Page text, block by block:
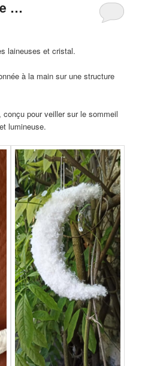
…
laineuses et cristal.
à la main sur une structure
pour veiller sur le sommeil
lumineuse.